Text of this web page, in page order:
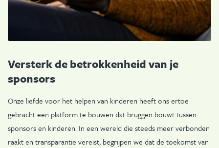
Versterk de betrokkenheid van je
sponsors
Onze liefde voor het helpen van kinderen heeft ons ertoe
gebracht een platform te bouwen dat bruggen bouwt tussen
sponsors en kinderen. In een wereld die steeds meer verbonden
raakt en transparantie vereist, begrijpen we dat de toekomst van